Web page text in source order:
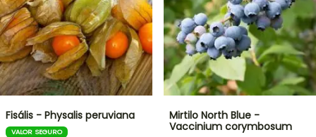
Fisális - Physalis peruviana
VALOR SEGURO
Mirtilo North Blue -
Vaccinium corymbosum